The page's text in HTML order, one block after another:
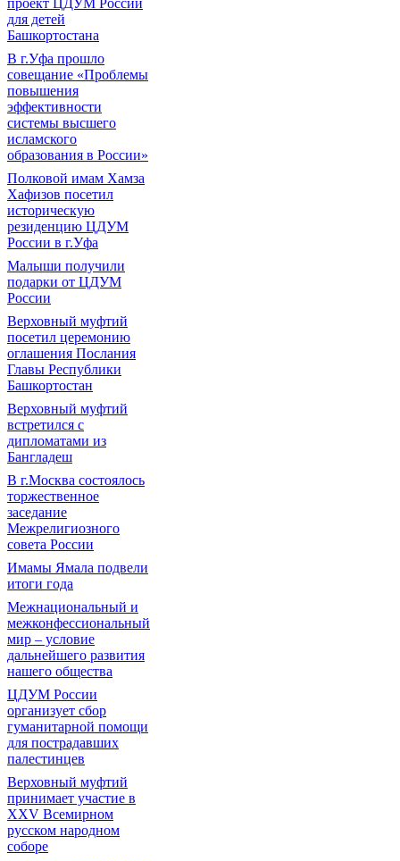
проект ЦДУМ России
для детей
Башкортостана
В г.Уфа прошло
совещание «Проблемы
повышения
эффективности
системы высшего
исламского
образования в России»
Полковой имам Хамза
Хафизов посетил
историческую
резиденцию ЦДУМ
России в г.Уфа
Малыши получили
подарки от ЦДУМ
России
Верховный муфтий
посетил церемонию
оглашения Послания
Главы Республики
Башкортостан
Верховный муфтий
встретился с
дипломатами из
Бангладеш
В г.Москва состоялось
торжественное
заседание
Межрелигиозного
совета России
Имамы Ямала подвели
итоги года
Межнациональный и
межконфессиональный
мир – условие
дальнейшего развития
нашего общества
ЦДУМ России
организует сбор
гуманитарной помощи
для пострадавших
палестинцев
Верховный муфтий
принимает участие в
XXV Всемирном
русском народном
соборе